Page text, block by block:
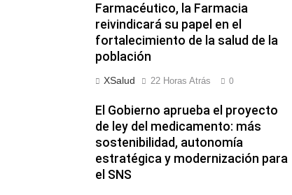
Farmacéutico, la Farmacia
reivindicará su papel en el
fortalecimiento de la salud de la
población
XSalud 22 Horas Atrás 0
El Gobierno aprueba el proyecto
de ley del medicamento: más
sostenibilidad, autonomía
estratégica y modernización para
el SNS